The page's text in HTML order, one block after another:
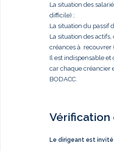
La situation des
difficile) ;
La situation du passif
La situation des
créances à recouvrer
Il est indispensable
car chaque créancier
BODACC.
Vérification
Le dirigeant est